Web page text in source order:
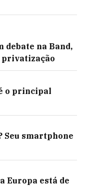
debate na Band,
privatização
o principal
Seu smartphone
Europa está de